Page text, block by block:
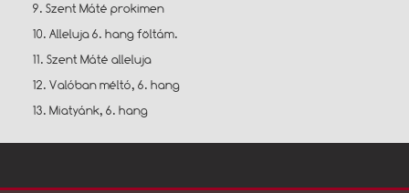
9. Szent Máté prokimen
10. Alleluja 6. hang föltám.
11. Szent Máté alleluja
12. Valóban méltó, 6. hang
13. Miatyánk, 6. hang